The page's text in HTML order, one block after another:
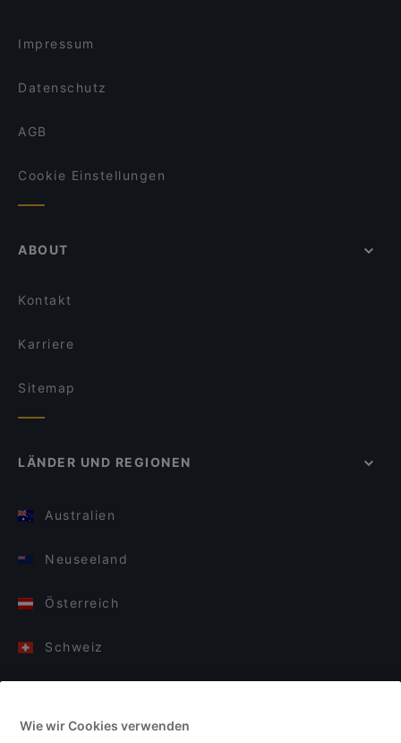
Impressum
Datenschutz
AGB
Cookie Einstellungen
ABOUT
Kontakt
Karriere
Sitemap
LÄNDER UND REGIONEN
Australien
Neuseeland
Österreich
Schweiz
Italien
Wie wir Cookies verwenden